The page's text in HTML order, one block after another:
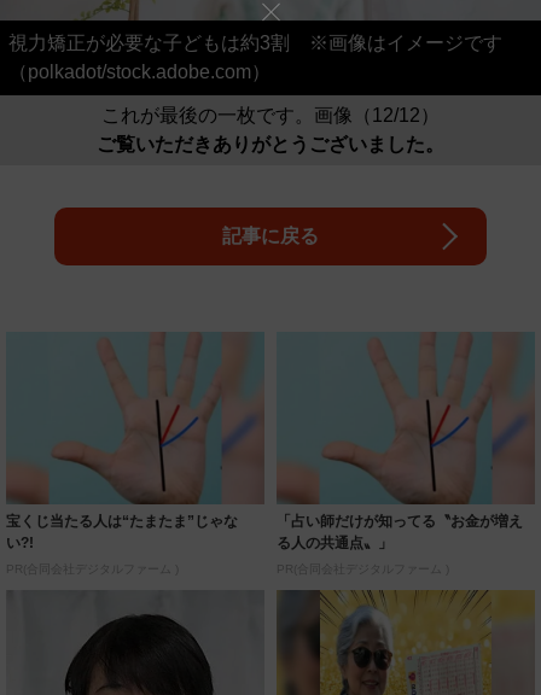
視力矯正が必要な子どもは約3割 ※画像はイメージです
（polkadot/stock.adobe.com）
これが最後の一枚です。画像（12/12）
ご覧いただきありがとうございました。
記事に戻る
宝くじ当たる人は“たまたま”じゃな
い?!
PR(合同会社デジタルファーム )
「占い師だけが知ってる〝お金が増え
る人の共通点〟」
PR(合同会社デジタルファーム )